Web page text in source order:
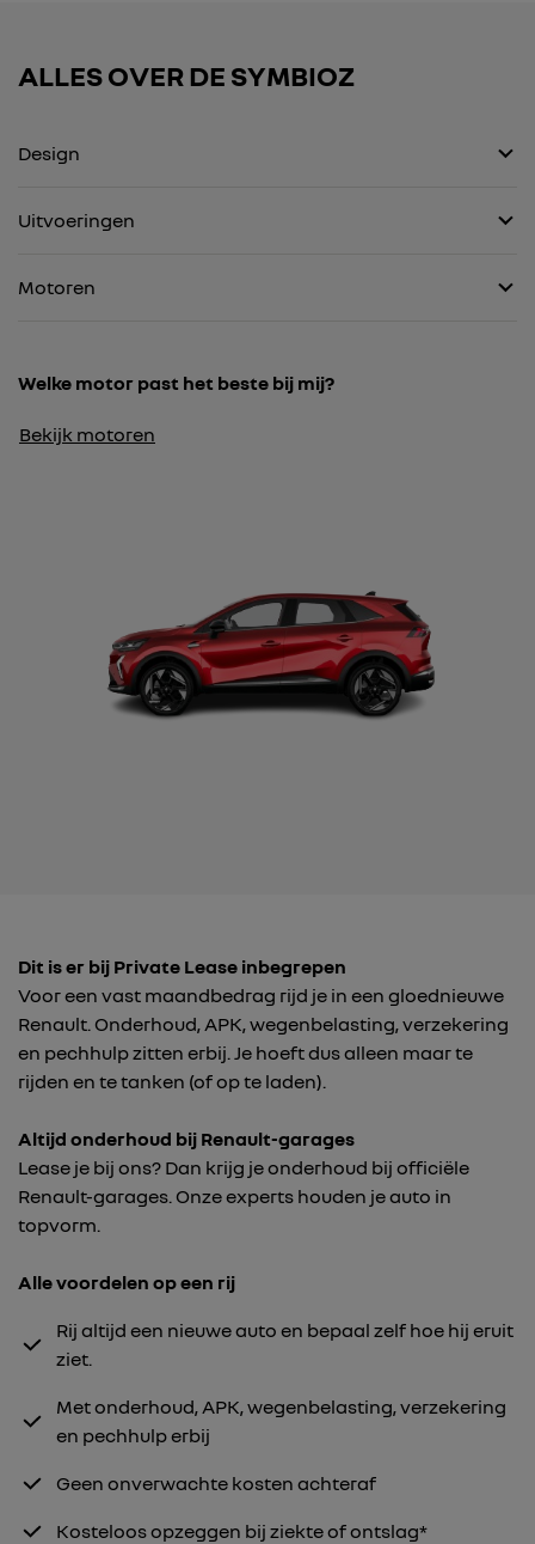
ALLES OVER DE SYMBIOZ
Design
Uitvoeringen
Motoren
Welke motor past het beste bij mij?
Bekijk motoren
Dit is er bij Private Lease inbegrepen
Voor een vast maandbedrag rijd je in een gloednieuwe
Renault. Onderhoud, APK, wegenbelasting, verzekering
en pechhulp zitten erbij. Je hoeft dus alleen maar te
rijden en te tanken (of op te laden).
Altijd onderhoud bij Renault-garages
Lease je bij ons? Dan krijg je onderhoud bij officiële
Renault-garages. Onze experts houden je auto in
topvorm.
Alle voordelen op een rij
Rij altijd een nieuwe auto en bepaal zelf hoe hij eruit
ziet.
Met onderhoud, APK, wegenbelasting, verzekering
en pechhulp erbij
Geen onverwachte kosten achteraf
Kosteloos opzeggen bij ziekte of ontslag*